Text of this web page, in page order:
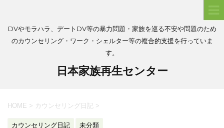
DVやモラハラ、デートDV等の暴力問題・家族を巡る不安や問題のため
のカウンセリング・ワーク・シェルター等の複合的支援を行っていま
す。
日本家族再生センター
HOME > カウンセリング日記 >
カウンセリング日記 未分類